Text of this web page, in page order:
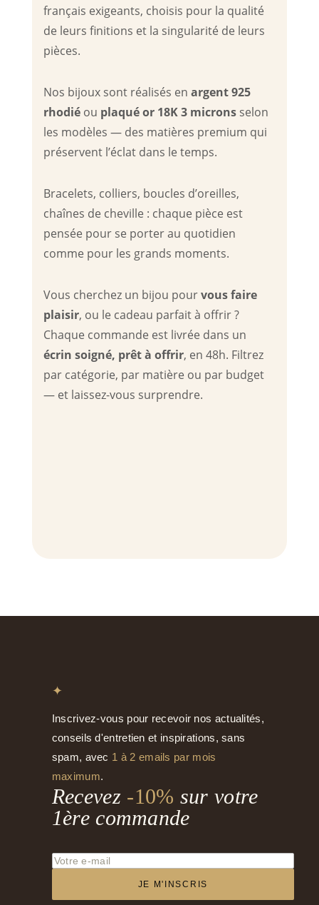
français exigeants, choisis pour la qualité
de leurs finitions et la singularité de leurs
pièces.
Nos bijoux sont réalisés en argent 925
rhodiéou plaqué or 18K 3 micronsselon
les modèles — des matières premium qui
préservent l’éclat dans le temps.
Bracelets, colliers, boucles d’oreilles,
chaînes de cheville : chaque pièce est
pensée pour se porter au quotidien
comme pour les grands moments.
Vous cherchez un bijou pourvous faire
plaisir, ou le cadeau parfait à offrir ?
Chaque commande est livrée dans un
écrin soigné, prêt à offrir, en 48h. Filtrez
par catégorie, par matière ou par budget
— et laissez-vous surprendre.
✦
Inscrivez-vous pour recevoir nos actualités,
conseils d'entretien et inspirations, sans
spam, avec 1 à 2 emails par mois
maximum.
Recevez -10% sur votre
1ère commande
JE M'INSCRIS